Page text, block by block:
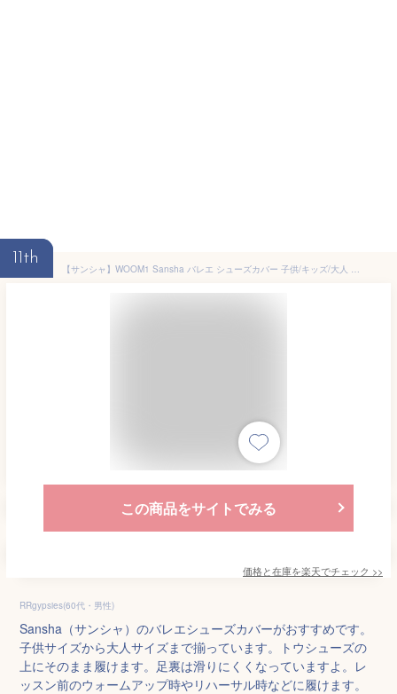
11th
【サンシャ】WOOM1 Sansha バレエ シューズカバー 子供/キッズ/大人 バレエシューズ キッズ ウォームアップシューズ バレエブーツ 黒/紫/グレー/ピンク 防寒 バレリーナ バレエトウシューズ 衣装 レッスン着 バレエ雑貨 プレゼント
この商品をサイトでみる
価格と在庫を楽天でチェック >>
RRgypsies(60代・男性)
Sansha（サンシャ）のバレエシューズカバーがおすすめです。
子供サイズから大人サイズまで揃っています。トウシューズの
上にそのまま履けます。足裏は滑りにくくなっていますよ。レ
ッスン前のウォームアップ時やリハーサル時などに履けます。